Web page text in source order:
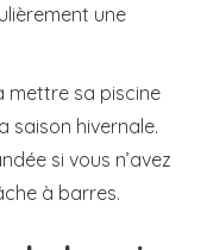
une
mettre sa piscine
saison hivernale.
si vous n’avez
à barres.